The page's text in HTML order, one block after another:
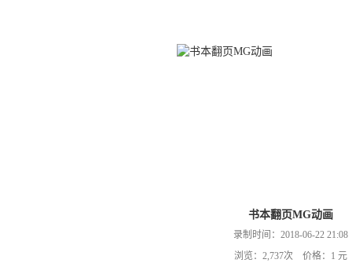
书本翻页MG动画
录制时间：2018-06-22 21:08
浏览：2,737次 价格：1 元